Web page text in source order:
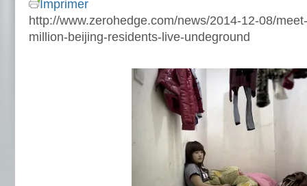
Imprimer
http://www.zerohedge.com/news/2014-12-08/
million-beijing-residents-live-undeground